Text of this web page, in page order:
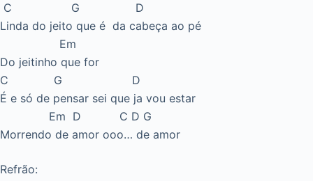
C G D
Linda do jeito que é da cabeça ao pé
Em
Do jeitinho que for
C G D
É e só de pensar sei que ja vou estar
Em D C D G
Morrendo de amor ooo… de amor
Refrão: